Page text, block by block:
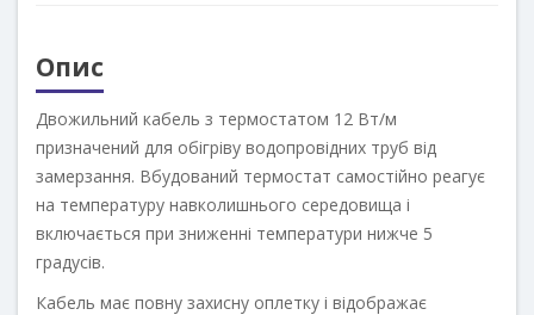
Опис
Двожильний кабель з термостатом 12 Вт/м
призначений для обігріву водопровідних труб від
замерзання. Вбудований термостат самостійно реагує
на температуру навколишнього середовища і
включається при зниженні температури нижче 5
градусів.
Кабель має повну захисну оплетку і відображає